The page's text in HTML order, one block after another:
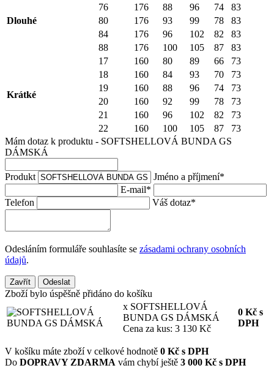
Dlouhé
76
176 88 96 74
83
80
176 93 99 78
83
84
176 96 102 82
83
88
176 100 105 87 83
Krátké
17 160 80 89 66
73
18
160 84 93 70
73
19
160 88 96 74
73
20
160 92 99 78
73
21
160 96 102 82
73
22
160 100 105 87
73
Mám dotaz k produktu - SOFTSHELLOVÁ BUNDA GS
DÁMSKÁ
Produkt Jméno a příjmení*
E-mail*
Telefon
Váš dotaz*
Odesláním formuláře souhlasíte se zásadami ochrany osobních
údajů.
Zavřít Odeslat
Zboží bylo úspěšně přidáno do košíku
x SOFTSHELLOVÁ
BUNDA GS DÁMSKÁ
Cena za kus: 3 130 Kč
0 Kč s
DPH
V košíku máte zboží v celkové hodnotě 0 Kč s DPH
Do DOPRAVY ZDARMA vám chybí ještě 3 000 Kč s DPH